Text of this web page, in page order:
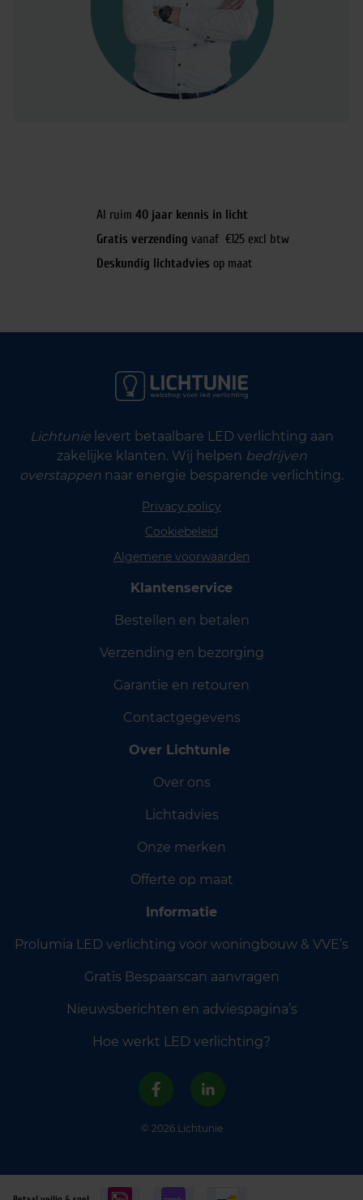
Al ruim 40 jaar kennis in licht
Gratis verzending vanaf €125 excl btw
Deskundig lichtadvies op maat
Lichtunielevert betaalbare LED verlichting aan
zakelijke klanten. Wij helpen bedrijven
overstappen naar energie besparende verlichting.
Privacy policy
Cookiebeleid
Algemene voorwaarden
Klantenservice
Bestellen en betalen
Verzending en bezorging
Garantie en retouren
Contactgegevens
Over Lichtunie
Over ons
Lichtadvies
Onze merken
Offerte op maat
Informatie
Prolumia LED verlichting voor woningbouw & VVE’s
Gratis Bespaarscan aanvragen
Nieuwsberichten en adviespagina’s
Hoe werkt LED verlichting?
© 2026 Lichtunie